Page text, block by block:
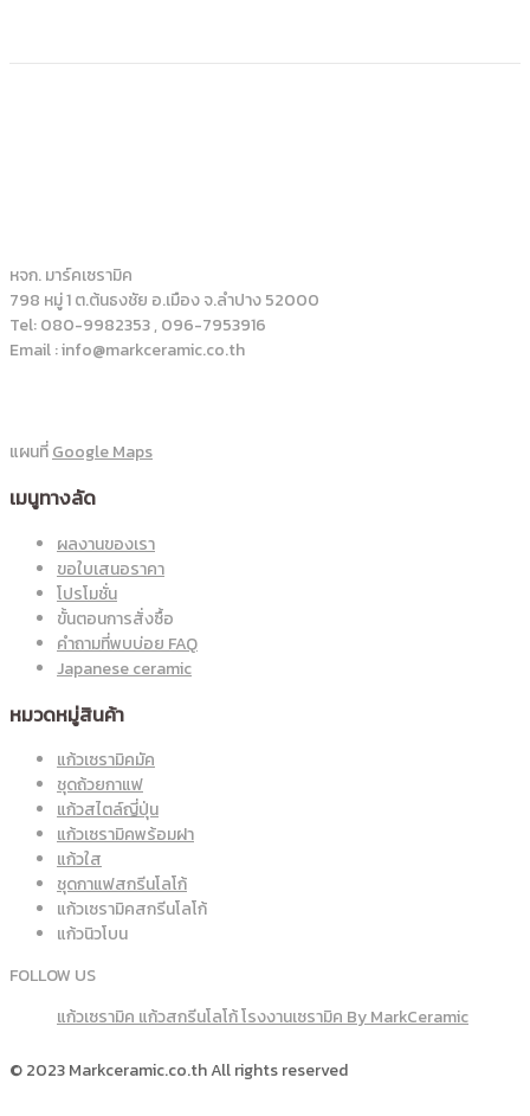
หจก. มาร์คเซรามิค
798 หมู่ 1 ต.ต้นธงชัย อ.เมือง จ.ลำปาง 52000
Tel: 080-9982353 , 096-7953916
Email : info@markceramic.co.th
แผนที่Google Maps
เมนูทางลัด
ผลงานของเรา
ขอใบเสนอราคา
โปรโมชั่น
ขั้นตอนการสั่งซื้อ
คำถามที่พบบ่อย FAQ
Japanese ceramic
หมวดหมู่สินค้า
แก้วเซรามิคมัค
ชุดถ้วยกาแฟ
แก้วสไตล์ญี่ปุ่น
แก้วเซรามิคพร้อมฝา
แก้วใส
ชุดกาแฟสกรีนโลโก้
แก้วเซรามิคสกรีนโลโก้
แก้วนิวโบน
FOLLOW US
แก้วเซรามิค แก้วสกรีนโลโก้ โรงงานเซรามิค By MarkCeramic
© 2023 Markceramic.co.th All rights reserved